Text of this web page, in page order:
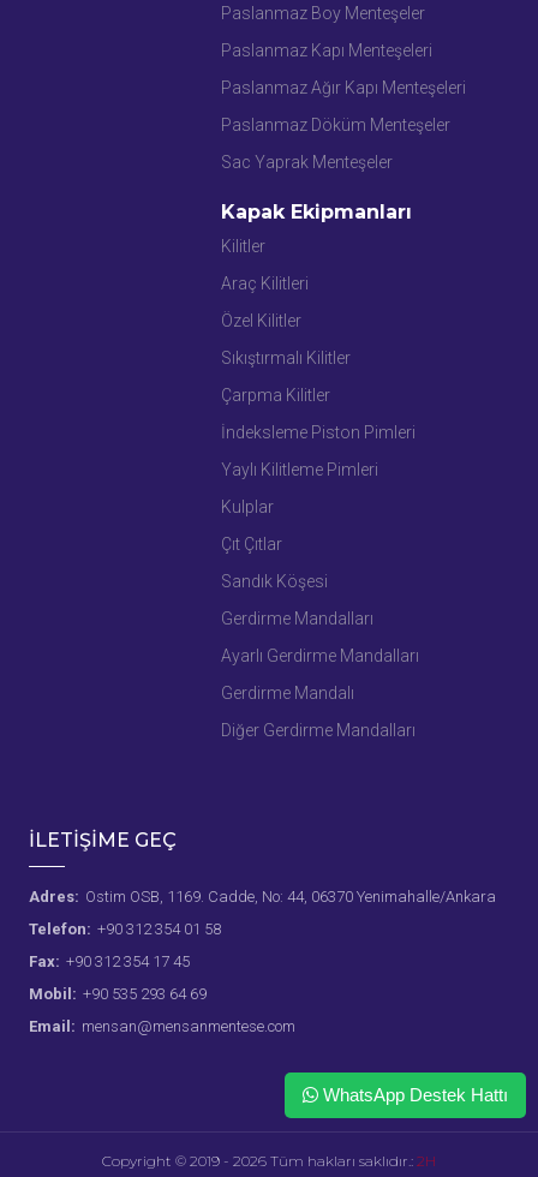
Paslanmaz Boy Menteşeler
Paslanmaz Kapı Menteşeleri
Paslanmaz Ağır Kapı Menteşeleri
Paslanmaz Döküm Menteşeler
Sac Yaprak Menteşeler
Kapak Ekipmanları
Kilitler
Araç Kilitleri
Özel Kilitler
Sıkıştırmalı Kilitler
Çarpma Kilitler
İndeksleme Piston Pimleri
Yaylı Kilitleme Pimleri
Kulplar
Çıt Çıtlar
Sandık Köşesi
Gerdirme Mandalları
Ayarlı Gerdirme Mandalları
Gerdirme Mandalı
Diğer Gerdirme Mandalları
İLETİŞİME GEÇ
Adres: Ostim OSB, 1169. Cadde, No: 44, 06370 Yenimahalle/Ankara
Telefon: +90 312 354 01 58
Fax: +90 312 354 17 45
Mobil: +90 535 293 64 69
Email: mensan@mensanmentese.com
Copyright © 2019 - 2026 Tüm hakları saklıdır.: 2H
WhatsApp Destek Hattı